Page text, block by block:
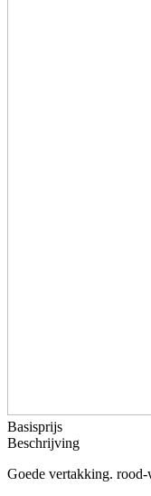
Basisprijs
Beschrijving
Goede vertakking.